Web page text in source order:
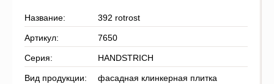
Название: 392 rotrost
Артикул: 7650
Серия: HANDSTRICH
Вид продукции: фасадная клинкерная плитка